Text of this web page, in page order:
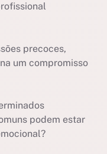
precoces,
um compromisso
podem estar